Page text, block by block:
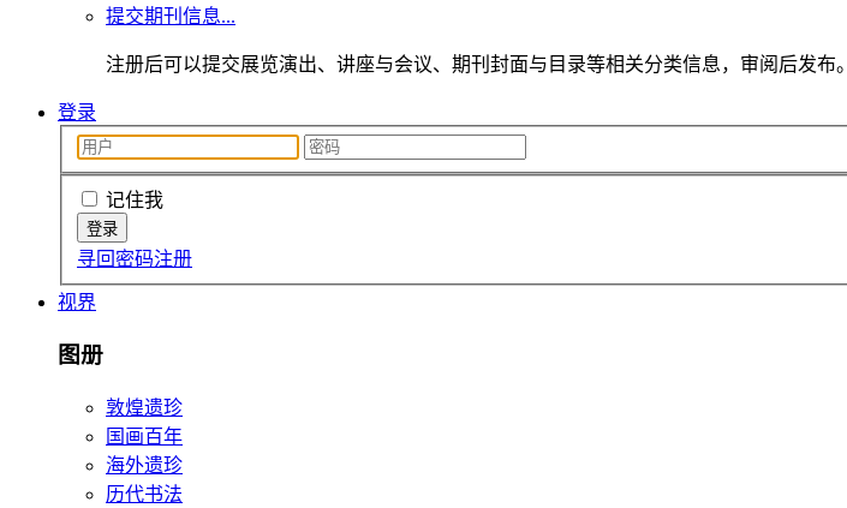
提交期刊信息...
注册后可以提交展览演出、讲座与会议、期刊封面与目录等相关分类信息，审阅后发布。
登录
记住我
寻回密码注册
视界
图册
敦煌遗珍
国画百年
海外遗珍
历代书法